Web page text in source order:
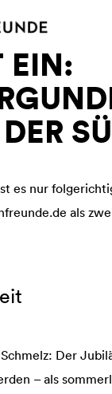
EIN:
es nur
als
Der
– als